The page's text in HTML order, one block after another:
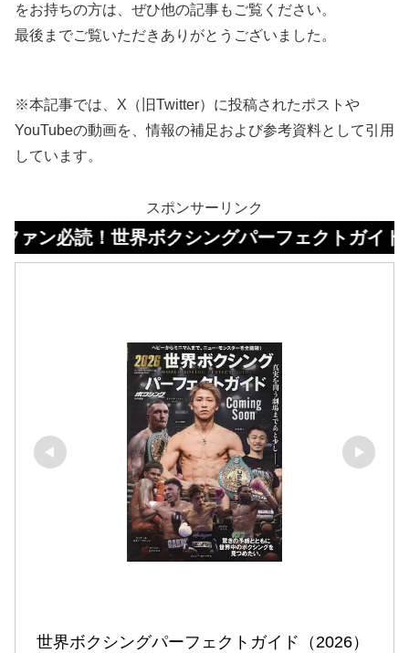
をお持ちの方は、ぜひ他の記事もご覧ください。
最後までご覧いただきありがとうございました。
※本記事では、X（旧Twitter）に投稿されたポストや
YouTubeの動画を、情報の補足および参考資料として引用
しています。
スポンサーリンク
界ボクシングパーフェクトガイドはコチラ
世界ボクシングパーフェクトガイド（2026）